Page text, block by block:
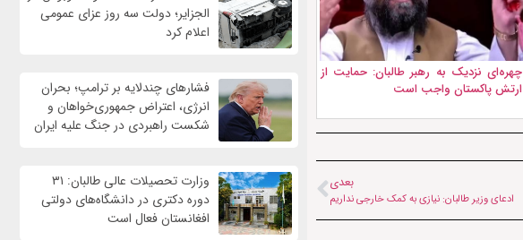
چهره‌ای نزدیک به رهبر طالبان: حمایت از
ارتش پاکستان واجب است
بعدی
ادعای وزیر طالبان: نیازی به کمک خارجی نداریم
الجزایر؛ دولت سه روز عزای عمومی
اعلام کرد
فشارهای چندلایه بر ترامپ؛ بحران
انرژی، اعتراض جمهوری‌خواهان و
شکست راهبردی در جنگ علیه ایران
وزارت تحصیلات عالی طالبان: ۳۱
دوره دکتری در دانشگاه‌های دولتی
افغانستان فعال است